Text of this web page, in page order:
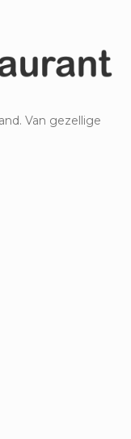
Van gezellige